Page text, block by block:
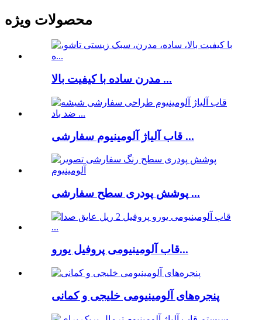
محصولات ویژه
مدرن ساده با کیفیت بالا ...
قاب آلیاژ آلومینیوم سفارشی ...
پوشش پودری سطح سفارشی ...
قاب آلومینیومی پروفیل یورو...
پنجره‌های آلومینیومی خلیجی و کمانی